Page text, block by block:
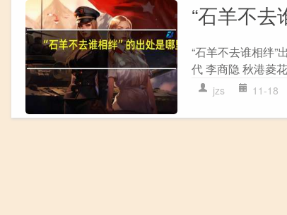
“石羊不去
“石羊不去谁相绊”
代 李商隐 秋港菱
jzs 11-18